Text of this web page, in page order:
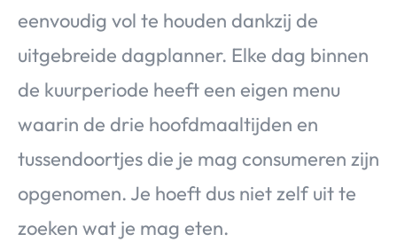
eenvoudig vol te houden dankzij de
uitgebreide dagplanner. Elke dag binnen
de kuurperiode heeft een eigen menu
waarin de drie hoofdmaaltijden en
tussendoortjes die je mag consumeren zijn
opgenomen. Je hoeft dus niet zelf uit te
zoeken wat je mag eten.